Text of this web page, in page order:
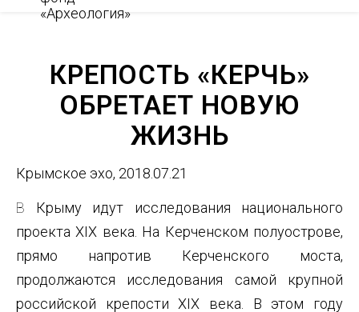
КРЕПОСТЬ «КЕРЧЬ»
ОБРЕТАЕТ НОВУЮ
ЖИЗНЬ
Крымское эхо, 2018.07.21
В Крыму идут и с с л е д о в а н и я н а ц и о н а л ь н о г о
п р о е к т а XIX в е к а . На Керченском полуострове,
прямо напротив Керченского моста,
продолжаются исследования самой крупной
российской крепости XIX века. В этом году